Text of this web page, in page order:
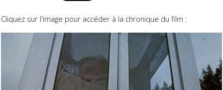
Cliquez sur l'image pour accéder à la chronique du film :